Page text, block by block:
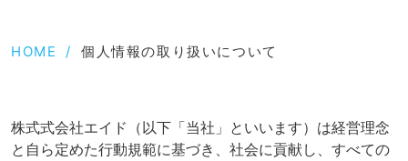
HOME / 個人情報の取り扱いについて
株式式会社エイド（以下「当社」といいます）は経営理念
と自ら定めた行動規範に基づき、社会に貢献し、すべての